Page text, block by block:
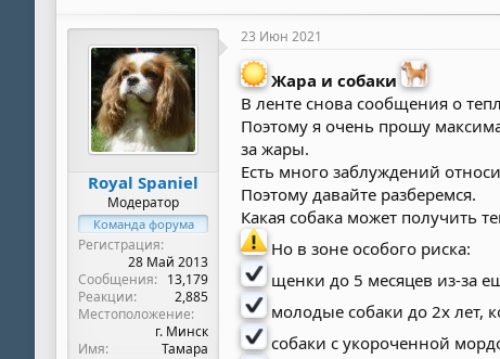
Royal Spaniel
Модератор
Команда форума
Регистрация
28 Май 2013
Сообщения
13,179
Реакции
2,885
Местоположение
г. Минск
Имя
Тамара
23 Июн 2021
Жара и собаки
В ленте снова сообщения о
Поэтому я очень прошу
за жары.
Есть много заблуждений
Поэтому давайте разберемся.
Какая собака может получить
Но в зоне особого риска:
щенки до 5 месяцев из-за
молодые собаки до 2х лет,
собаки с укороченной